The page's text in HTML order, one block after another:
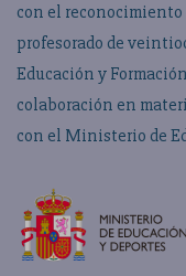
con el
profesorado de
Educación y
colaboración en
con el Ministerio de